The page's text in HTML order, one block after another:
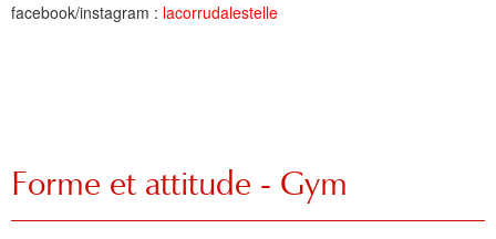
facebook/instagram : lacorrudalestelle
Forme et attitude - Gym